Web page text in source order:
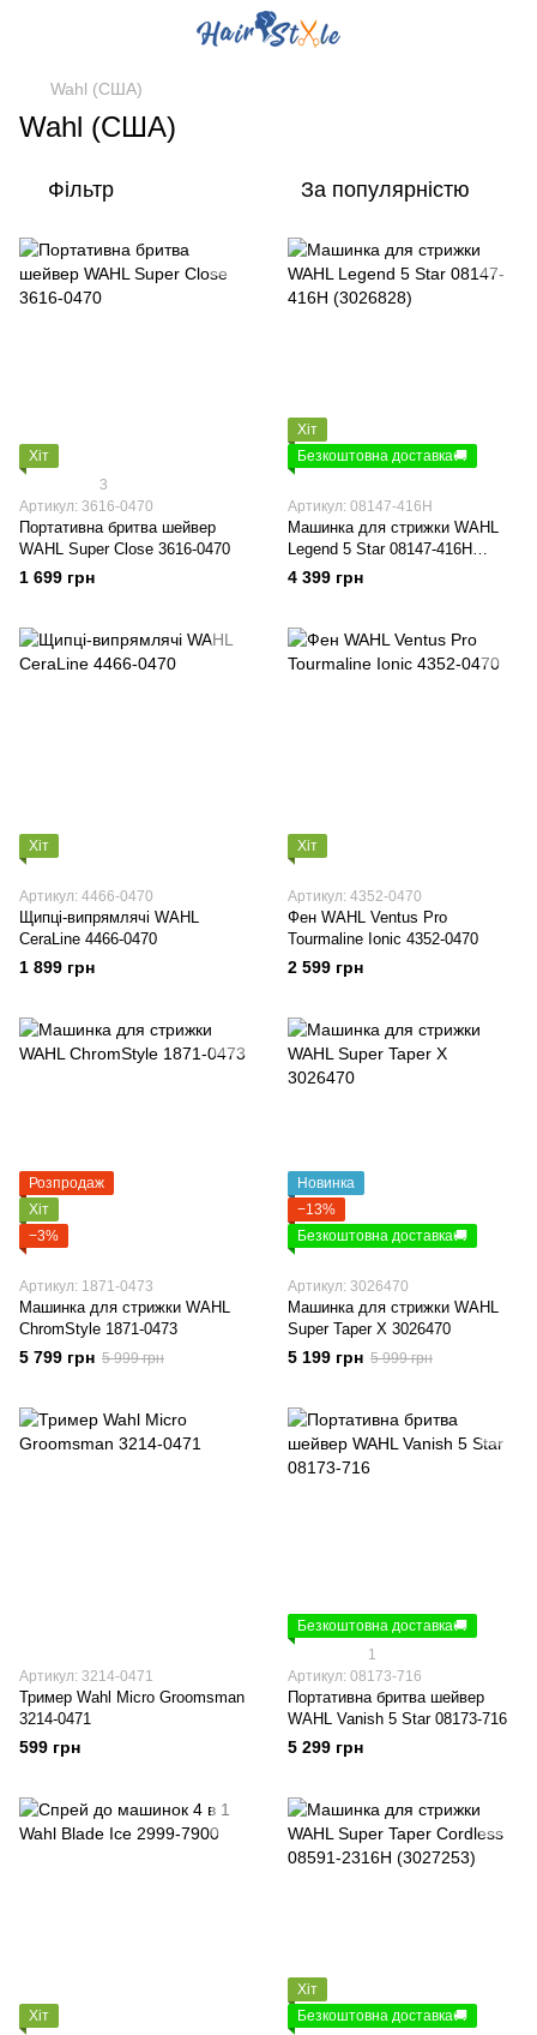
Wahl (США)
Wahl (США)
Фільтр За популярністю
Хіт
3
Артикул: 3616-0470
Портативна бритва шейвер
WAHL Super Close 3616-0470
1 699 грн
Хіт
Безкоштовна доставка🚚
Артикул: 08147-416H
Машинка для стрижки WAHL
Legend 5 Star 08147-416H
(3026828)
4 399 грн
Хіт
Артикул: 4466-0470
Щипці-випрямлячі WAHL
CeraLine 4466-0470
1 899 грн
Хіт
Артикул: 4352-0470
Фен WAHL Ventus Pro
Tourmaline Ionic 4352-0470
2 599 грн
Розпродаж
Хіт
−3%
Артикул: 1871-0473
Машинка для стрижки WAHL
ChromStyle 1871-0473
5 799 грн 5 999 грн
Новинка
−13%
Безкоштовна доставка🚚
Артикул: 3026470
Машинка для стрижки WAHL
Super Taper X 3026470
5 199 грн 5 999 грн
Артикул: 3214-0471
Тример Wahl Micro Groomsman
3214-0471
599 грн
Безкоштовна доставка🚚
1
Артикул: 08173-716
Портативна бритва шейвер
WAHL Vanish 5 Star 08173-716
5 299 грн
Хіт
Хіт
Безкоштовна доставка🚚